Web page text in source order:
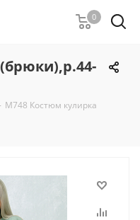
0
М748 Костюм кулирка